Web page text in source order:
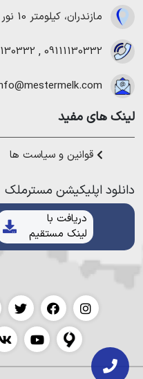
،خرید زمین در نور ، خرید
خرید زمین در رویان خرید
ویلا در شمال،خرید ویلا در نور
هموطنان عزیز خدمت کنیم.
مازندران، کیلومتر 10 نور به چمستان
09111130332
,
لینک های مفید
قوانین و سیاست ها
دانلود اپلیکیشن مستر‌ملک
دریافت با
لینک مستقیم